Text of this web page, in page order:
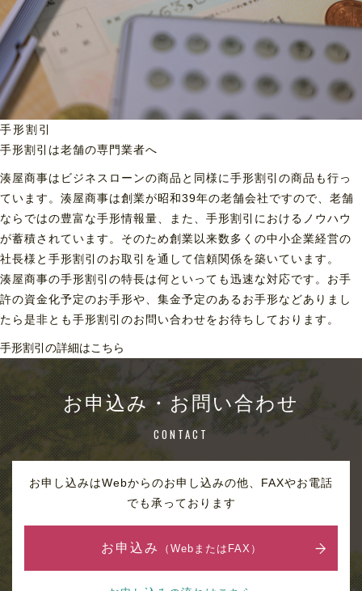
手形割引
手形割引は老舗の専門業者へ
湊屋商事はビジネスローンの商品と同様に手形割引の商品も行っ
ています。湊屋商事は創業が昭和39年の老舗会社ですので、老舗
ならではの豊富な手形情報量、また、手形割引におけるノウハウ
が蓄積されています。そのため創業以来数多くの中小企業経営の
社長様と手形割引のお取引を通して信頼関係を築いています。
湊屋商事の手形割引の特長は何といっても迅速な対応です。お手
許の資金化予定のお手形や、集金予定のあるお手形などありまし
たら是非とも手形割引のお問い合わせをお待ちしております。
手形割引の詳細はこちら
お申込み・お問い合わせ
CONTACT
お申し込みはWebからのお申し込みの他、FAXやお電話
でも承っております
お申込み （WebまたはFAX）